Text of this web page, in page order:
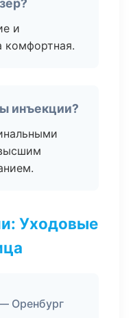
и
комфортная.
инъекции?
Уходовые
Оренбург